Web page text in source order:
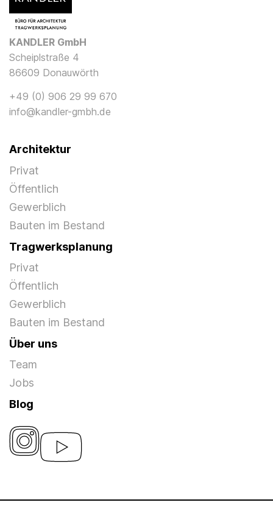
KANDLER GmbH
Scheiplstraße 4
86609 Donauwörth
+49 (0) 906 29 99 670
info@kandler-gmbh.de
Architektur
Privat
Öffentlich
Gewerblich
Bauten im Bestand
Tragwerksplanung
Privat
Öffentlich
Gewerblich
Bauten im Bestand
Über uns
Team
Jobs
Blog